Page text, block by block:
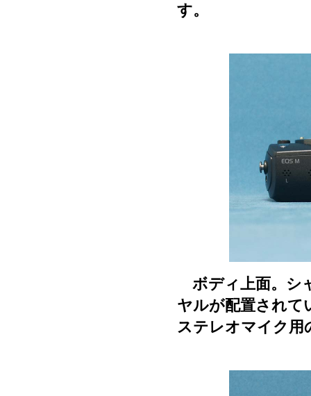
す。
ボディ上面。シ
ヤルが配置されて
ステレオマイク用